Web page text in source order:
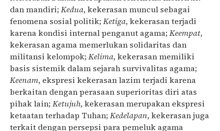
dan mandiri;Kedua, kekerasan muncul sebagai
fenomena sosial politik;Ketiga, kekerasan terjadi
karena kondisi internal penganut agama;Keempat,
kekerasan agama memerlukan solidaritas dan
militansi kelompok;Kelima, kekerasan memiliki
basis sistemik dalam sejarah survivalitas agama;
Keenam, ekspresi kekerasan lazim terjadi karena
berkaitan dengan perasaan superioritas diri atas
pihak lain;Ketujuh, kekerasan merupakan ekspresi
ketaatan terhadap Tuhan;Kedelapan, kekerasan juga
terkait dengan persepsi para pemeluk agama